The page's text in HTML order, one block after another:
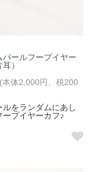
パールフープイヤー
）
本体2,000円、税200
ルをランダムにあし
ープイヤーカフ♪